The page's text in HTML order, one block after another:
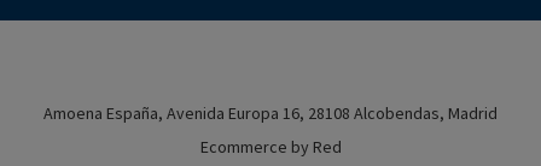
Amoena España, Avenida Europa 16, 28108 Alcobendas, Madrid
Ecommerce by Red